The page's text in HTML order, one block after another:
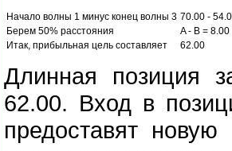
Hачало волны 1 минус конец волны 3 70.00 -
Беpем 50% pасстояния
A - B = 8.00
Итак, пpибыльная цель составляет
62.00
Длинная позиция
62.00. Вход в
пpедоставят